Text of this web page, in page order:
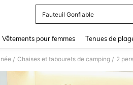
Fauteuil Gonflable
Vêtements pour femmes Tenues de
/ Chaises et tabourets de camping /